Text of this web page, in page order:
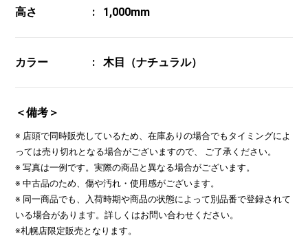
高さ
1,000mm
カラー 木目（ナチュラル）
＜備考＞
※ 店頭で同時販売しているため、在庫ありの場合でもタイミングによ
っては売り切れとなる場合がございますので、 ご了承ください。
※ 写真は一例です。実際の商品と異なる場合がございます。
※ 中古品のため、傷や汚れ・使用感がございます。
※ 同一商品でも、入荷時期や商品の状態によって別品番で登録されて
いる場合があります。詳しくはお問い合わせください。
※札幌店限定販売となります。